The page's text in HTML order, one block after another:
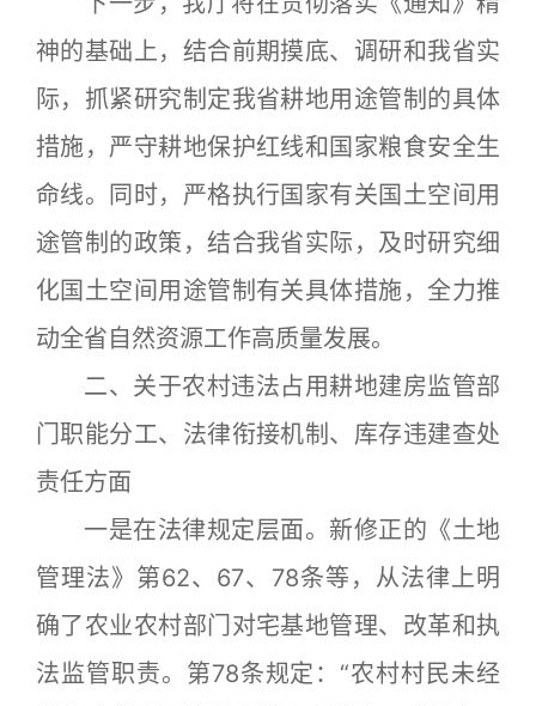
神的基础上，结合前期摸底、调研和我省实
际，抓紧研究制定我省耕地用途管制的具体
措施，严守耕地保护红线和国家粮食安全生
命线。同时，严格执行国家有关国土空间用
途管制的政策，结合我省实际，及时研究细
化国土空间用途管制有关具体措施，全力推
动全省自然资源工作高质量发展。
二、关于农村违法占用耕地建房监管部
门职能分工、法律衔接机制、库存违建查处
责任方面
一是在法律规定层面。新修正的《土地
管理法》第62、67、78条等，从法律上明
确了农业农村部门对宅基地管理、改革和执
法监管职责。第78条规定：“农村村民未经